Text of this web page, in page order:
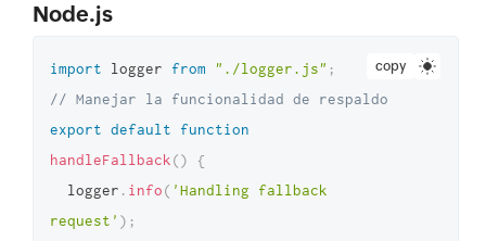
Node.js
copy
import logger from "./logger.js" ;
// Manejar la funcionalidad de respaldo
export default
function
handleFallback()
{
  logger
. info( 'Handling fallback
request' ) ;